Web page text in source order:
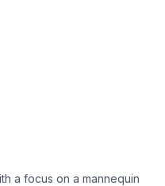
a focus on a mannequin